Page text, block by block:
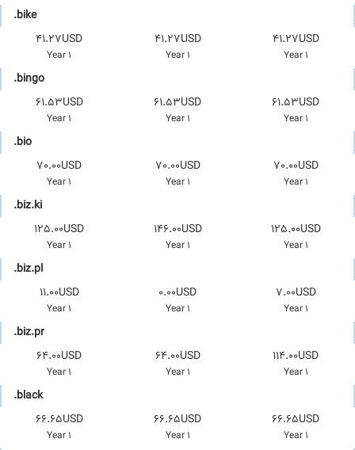
.bike
41.27USD
1 Year
41.27USD
1 Year
41.27USD
1 Year
.bingo
61.53USD
1 Year
61.53USD
1 Year
61.53USD
1 Year
.bio
70.00USD
1 Year
70.00USD
1 Year
70.00USD
1 Year
.biz.ki
125.00USD
1 Year
146.00USD
1 Year
125.00USD
1 Year
.biz.pl
7.00USD
1 Year
0.00USD
1 Year
11.00USD
1 Year
.biz.pr
114.00USD
1 Year
64.00USD
1 Year
64.00USD
1 Year
.black
66.65USD
1 Year
66.65USD
1 Year
66.65USD
1 Year